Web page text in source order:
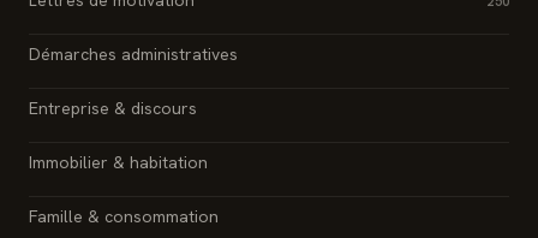
Démarches administratives
Entreprise & discours
Immobilier & habitation
Famille & consommation